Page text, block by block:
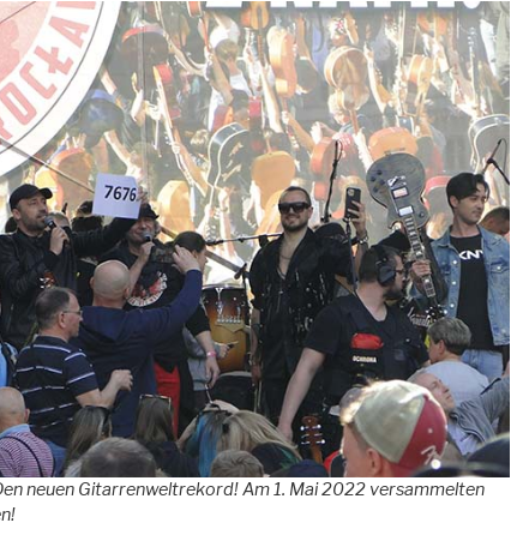
neuen Gitarrenweltrekord! Am 1. Mai 2022 versammelten